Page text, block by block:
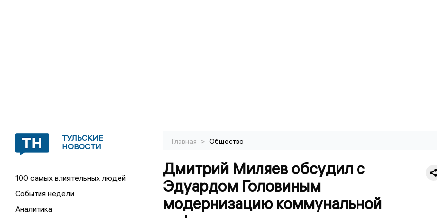
ТУЛЬСКИЕ
НОВОСТИ
100 самых влиятельных людей
События недели
Аналитика
Главная > Общество
Дмитрий Миляев обсудил с
Эдуардом Головиным
модернизацию коммунальной